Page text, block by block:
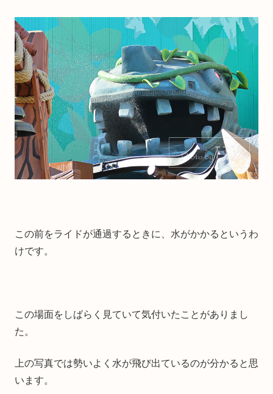
この前をライドが通過するときに、水がかかるというわ
けです。
この場面をしばらく見ていて気付いたことがありまし
た。
上の写真では勢いよく水が飛び出ているのが分かると思
います。